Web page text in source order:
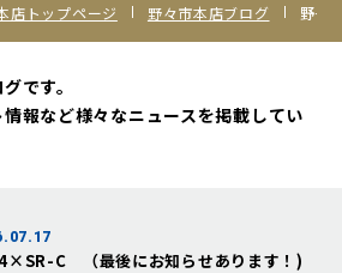
店トップページ 野々市本店ブログ 野々市本店イベント告知＆紹介ブログ
です。
報など様々なニュースを掲載してい
C （最後にお知らせあります！)